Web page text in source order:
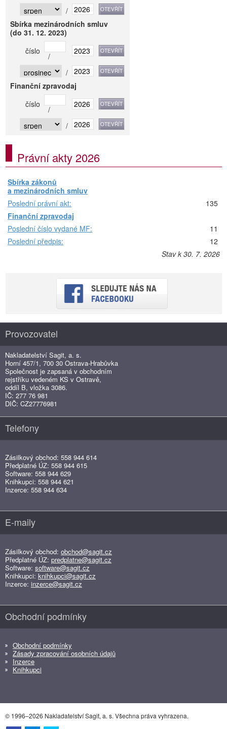
/
Sbírka mezinárodních smluv
(do 31. 12. 2023)
číslo
/
/
Finanční zpravodaj
číslo
/
/
Právní akty 2026
Sbírka zákonů
a mezinárodních smluv
Poslední právní akt:
135
Finanční zpravodaj
Poslední číslo vydané MF:
11
Poslední předpis:
12
Stav k 30. 7. 2026
Provozovatel
Nakladatelství Sagit, a. s.
Horní 457/1, 700 30 Ostrava-Hrabůvka
Společnost je zapsaná v obchodním
rejstříku vedeném KS v Ostravě,
oddíl B, vložka 3086.
IČ: 277 76 981
DIČ: CZ27776981
Telefony
Zásilkový obchod: 558 944 614
Předplatné ÚZ: 558 944 615
Software: 558 944 629
Knihkupci: 558 944 621
Inzerce: 558 944 634
E-maily
Zásilkový obchod: obchod@sagit.cz
Předplatné ÚZ: predplatne@sagit.cz
Software: software@sagit.cz
Knihkupci: knihkupci@sagit.cz
Inzerce: inzerce@sagit.cz
Obchodní podmínky
Obchodní podmínky
Zásady zpracování osobních údajů
Inzerce
Knihkupci
© 1996–2026 Nakladatelství Sagit, a. s. Všechna práva vyhrazena.